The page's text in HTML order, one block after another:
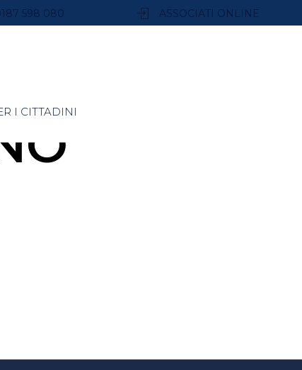
598 080 ASSOCIATI ONLINE
I CITTADINI